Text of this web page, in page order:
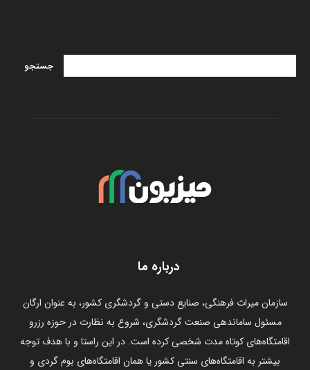
درباره ما
سازمان میراث فرهنگی، صنایع دستی و گردشگری کشور، به عنوان ارگان
مسئول ساماندهی صنعت گردشگری، شروع به نظارت در حوزه رزرو
اقامتگاه‌های کوتاه مدت شخصی کرده است. در این راستا و با هدف توجه
بیشتر به اقامتگاه‌های سنتی کشور یا همان اقامتگاه‌های بوم گردی و